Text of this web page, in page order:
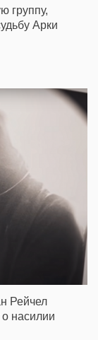
группу,
Арки
Рейчел
насилии